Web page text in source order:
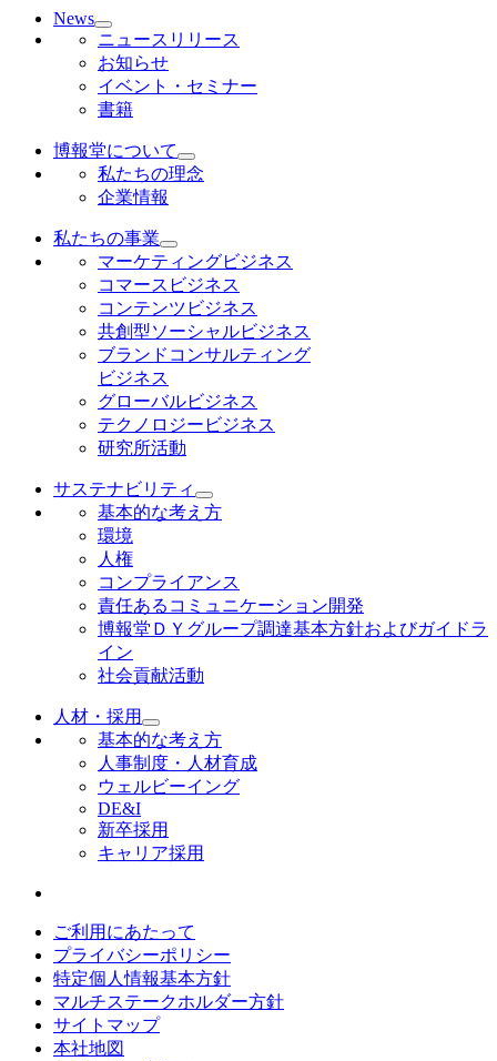
News
ニュースリリース
お知らせ
イベント・セミナー
書籍
博報堂について
私たちの理念
企業情報
私たちの事業
マーケティングビジネス
コマースビジネス
コンテンツビジネス
共創型ソーシャルビジネス
ブランドコンサルティング
ビジネス
グローバルビジネス
テクノロジービジネス
研究所活動
サステナビリティ
基本的な考え方
環境
人権
コンプライアンス
責任あるコミュニケーション開発
博報堂ＤＹグループ調達基本方針およびガイドラ
イン
社会貢献活動
人材・採用
基本的な考え方
人事制度・人材育成
ウェルビーイング
DE&I
新卒採用
キャリア採用
ご利用にあたって
プライバシーポリシー
特定個人情報基本方針
マルチステークホルダー方針
サイトマップ
本社地図